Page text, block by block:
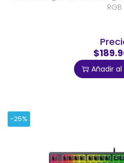
RGB
Añadir
-25%